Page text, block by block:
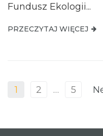
Fundusz Ekologii...
PRZECZYTAJ WIĘCEJ
1 2 … 5